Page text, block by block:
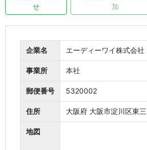
せ
加
企業名 エーディーワイ株式会社
事業所 本社
郵便番号 5320002
住所 大阪府 大阪市淀川区東
地図